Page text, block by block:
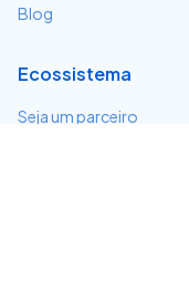
Blog
Ecossistema
Seja um parceiro